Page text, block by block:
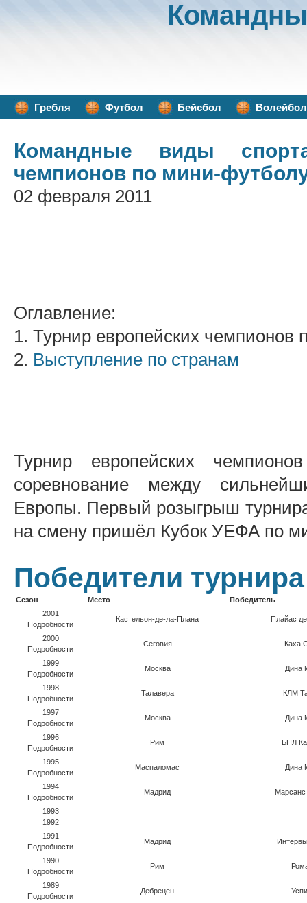
Гребля Футбол Бейсбол Волейбол
Командные виды
чемпионов по мини-
02 февраля 2011
Оглавление:
1. Турнир европейских чемпионов
2. Выступление по странам
Турнир европейских
соревнование между
Европы. Первый розыгрыш
на смену пришёл Кубок УЕФА по
Победители турнира
Сезон Место
Победитель
2001
Подробности
Кастельон-де-ла-Плана Плайас
2000
Подробности
Сеговия Каха
1999
Подробности
Москва Дина
1998
Подробности
Талавера КЛМ
1997
Подробности
Москва Дина
1996
Подробности
Рим БНЛ
1995
Подробности
Маспаломас Дина
1994
Подробности
Мадрид Марсанс
1993
1992
1991
Подробности
Мадрид
1990
Подробности
Рим
1989
Подробности
Дебрецен